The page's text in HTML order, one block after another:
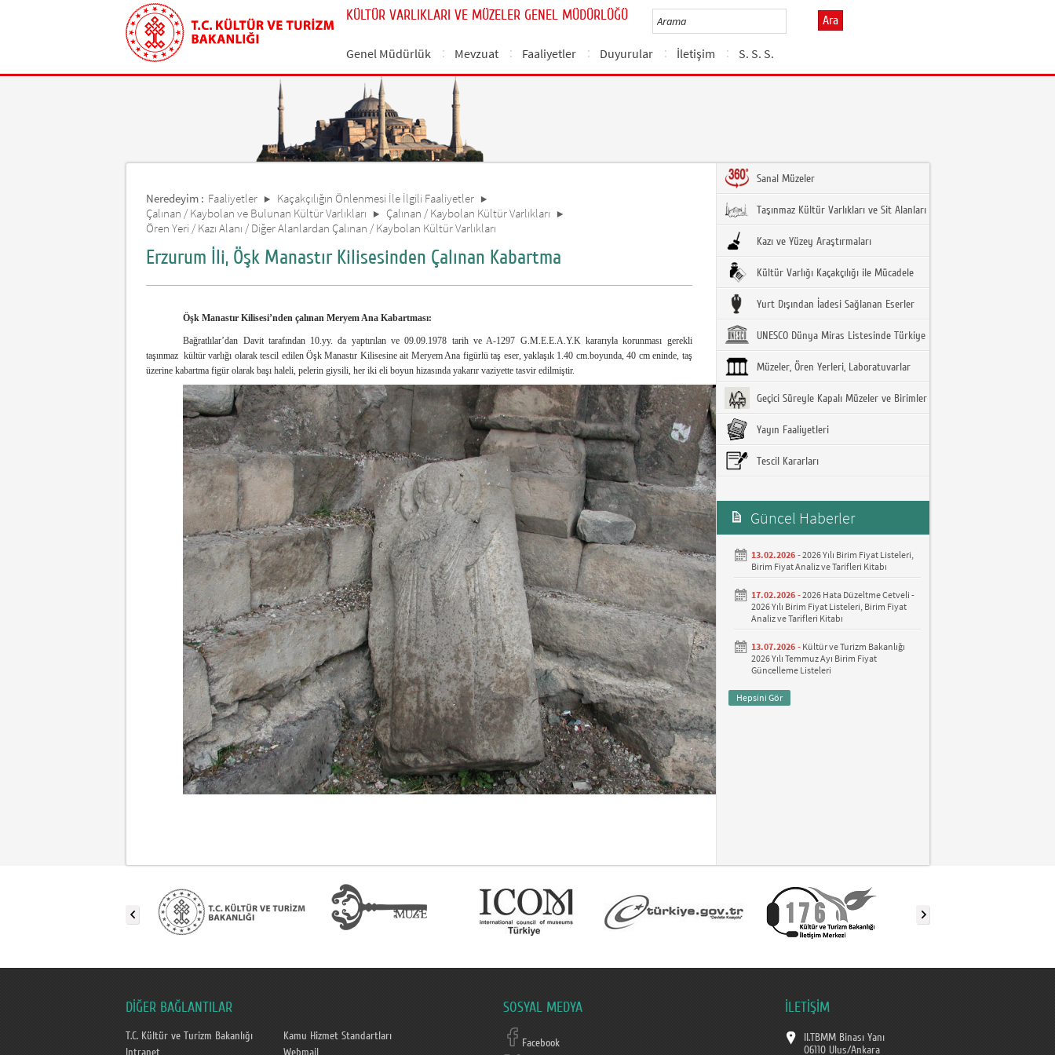
KÜLTÜR VARLIKLARI VE MÜZELER GENEL MÜDÜRLÜĞÜ Ara
Genel Müdürlük Mevzuat Faaliyetler Duyurular İletişim S. S. S.
Neredeyim : Faaliyetler
Kaçakçılığın Önlenmesi İle İlgili Faaliyetler
Çalınan / Kaybolan ve Bulunan Kültür Varlıkları
Çalınan / Kaybolan Kültür Varlıkları
Ören Yeri / Kazı Alanı / Diğer Alanlardan Çalınan / Kaybolan Kültür Varlıkları
Erzurum İli, Öşk Manastır Kilisesinden Çalınan Kabartma
Öşk Manastır Kilisesi’nden çalınan Meryem Ana Kabartması:
Bağratlılar’dan Davit tarafından 10.yy. da yaptırılan ve 09.09.1978 tarih ve A-1297 G.M.E.E.A.Y.K kararıyla korunması gerekli
taşınmaz kültür varlığı olarak tescil edilen Öşk Manastır Kilisesine ait Meryem Ana figürlü taş eser, yaklaşık 1.40 cm.boyunda, 40 cm eninde, taş
üzerine kabartma figür olarak başı haleli, pelerin giysili, her iki eli boyun hizasında yakarır vaziyette tasvir edilmiştir.
Sanal Müzeler
Taşınmaz Kültür Varlıkları ve Sit Alanları
Kazı ve Yüzey Araştırmaları
Kültür Varlığı Kaçakçılığı ile Mücadele
Yurt Dışından İadesi Sağlanan Eserler
UNESCO Dünya Miras Listesinde Türkiye
Müzeler, Ören Yerleri, Laboratuvarlar
Geçici Süreyle Kapalı Müzeler ve Birimler
Yayın Faaliyetleri
Tescil Kararları
Güncel Haberler
13.02.2026 -2026 Yılı Birim Fiyat Listeleri,
Birim Fiyat Analiz ve Tarifleri Kitabı
17.02.2026 -2026 Hata Düzeltme Cetveli -
2026 Yılı Birim Fiyat Listeleri, Birim Fiyat
Analiz ve Tarifleri Kitabı
13.07.2026 - Kültür ve Turizm Bakanlığı
2026 Yılı Temmuz Ayı Birim Fiyat
Güncelleme Listeleri
Hepsini Gör
DİĞER BAĞLANTILAR
T.C. Kültür ve Turizm Bakanlığı
Kamu Hizmet Standartları
Intranet
Webmail
SOSYAL MEDYA
Facebook
İLETİŞİM
II.TBMM Binası Yanı
06110 Ulus/Ankara